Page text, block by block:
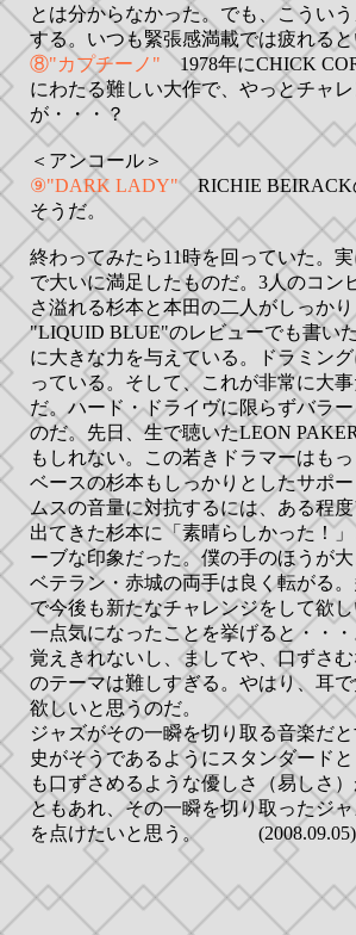
とは分からなかった。でも、こうい
する。いつも緊張感満載では疲れると
⑧"カプチーノ" 1978年にCHICK
にわたる難しい大作で、やっとチャ
が・・・？
＜アンコール＞
⑨"DARK LADY"RICHIE
そうだ。
終わってみたら11時を回っていた。
で大いに満足したものだ。3人のコ
さ溢れる杉本と本田の二人がしっか
"LIQUID BLUE"のレビューでも書い
に大きな力を与えている。ドラミン
っている。そして、これが非常に大
だ。ハード・ドライヴに限らずバラ
のだ。先日、生で聴いたLEON
もしれない。この若きドラマーはも
ベースの杉本もしっかりとしたサポ
ムスの音量に対抗するには、ある程
出てきた杉本に「素晴らしかった！
ーブな印象だった。僕の手のほうが
ベテラン・赤城の両手は良く転がる
で今後も新たなチャレンジをして欲し
一点気になったことを挙げると・・
覚えきれないし、ましてや、口ずさ
のテーマは難しすぎる。やはり、耳
欲しいと思うのだ。
ジャズがその一瞬を切り取る音楽だ
史がそうであるようにスタンダード
も口ずさめるような優しさ（易しさ
ともあれ、その一瞬を切り取ったジ
を点けたいと思う。 (2008.09.05)